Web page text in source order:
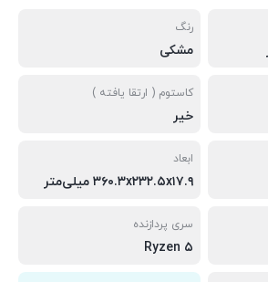
رنگ
مشکی
کاستوم ( ارتقا یافته )
خیر
ابعاد
۳۶۰.۳x۲۳۲.۵x۱۷.۹ میلی‌متر
سری پردازنده
Ryzen ۵